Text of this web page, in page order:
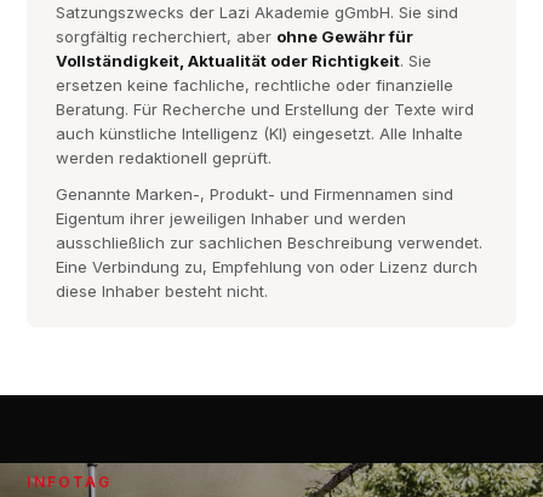
Satzungszwecks der Lazi Akademie gGmbH. Sie sind
sorgfältig recherchiert, aber ohne Gewähr für
Vollständigkeit, Aktualität oder Richtigkeit. Sie
ersetzen keine fachliche, rechtliche oder finanzielle
Beratung. Für Recherche und Erstellung der Texte wird
auch künstliche Intelligenz (KI) eingesetzt. Alle Inhalte
werden redaktionell geprüft.
Genannte Marken-, Produkt- und Firmennamen sind
Eigentum ihrer jeweiligen Inhaber und werden
ausschließlich zur sachlichen Beschreibung verwendet.
Eine Verbindung zu, Empfehlung von oder Lizenz durch
diese Inhaber besteht nicht.
INFOTAG